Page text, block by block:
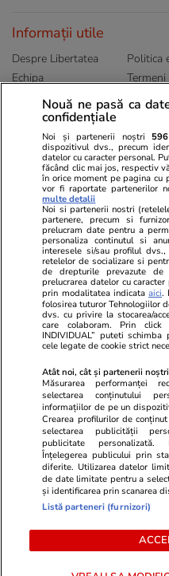
Informații utile
Despre Libertatea
Echipa
Publicitate
Politica de
Politica
Ringier România
Libertatea pentru
Unica.ro
Program TV
Avantaje
ELLE
Gazeta
Stiri
Ajută
Pariază responsabil!
Jocurile de noroc
Actualizare
Nouă ne pasă ca
confidențiale
Noi și partenerii noștri 596
dispozitivul dvs., precum
datelor cu caracter personal.
făcând clic mai jos, respectiv
în orice moment pe pagina cu
vor fi raportate partenerilor
multe detalii
Noi si partenerii nostri
partenere, precum si
prelucram date pentru a
personaliza continutul si
interesele si/sau profilul
retelelor de socializare si
de drepturile prevazute
prelucrarea datelor cu
prin modalitatea indicataaici.
folosirea tuturor Tehnologiilor
dvs. cu privire la stocarea/
care colaboram. Prin click
INDIVIDUAL” puteti
cele legate de cookie strict
Atât noi, cât și partenerii
Măsurarea performanței
selectarea conținutului
informațiilor de pe un
Crearea profilurilor de
selectarea publicității
publicitate personalizată.
Înțelegerea publicului prin
diferite. Utilizarea datelor
de date limitate pentru a
și identificarea prin scanarea
Listă parteneri (furnizori)